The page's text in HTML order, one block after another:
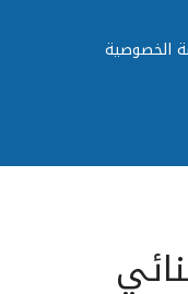
الخصوصية